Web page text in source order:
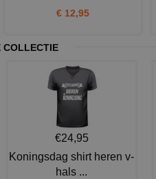
€ 12,95
COLLECTIE
€24,95
Koningsdag shirt heren v-
hals ...